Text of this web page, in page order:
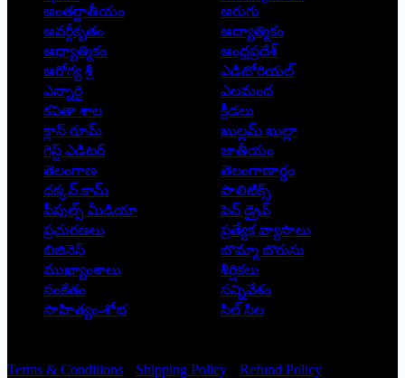
అంతర్జాతీయం
అరుగు
అవర్గీకృతం
ఆద్యాత్మికం
ఆధ్యాత్మికం
ఆంధ్రప్రదేశ్
ఆరోగ్య శ్రీ
ఎడిటోరియల్
ఎన్నారై
ఎలమంద
కవితా శాల
క్రీడలు
క్లాస్ రూమ్
ఖుల్లమ్ ఖుల్లా
గెస్ట్ ఎడిటర్
జాతీయం
తెలంగాణ
తెలంగాణార్థం
దక్కన్.కామ్
పాలిటిక్స్
పీపుల్స్ ‌మీడియా
పెన్ డ్రైవ్
ప్రచురణలు
ప్రత్యేక వ్యాసాలు
బిజినెస్
బొమ్మా బొరుసు
ముఖ్యాంశాలు
శీర్షికలు
సంకేతం
సన్నివేశం
సాహిత్యం-శోభ
సిల్ సిల
Terms & Conditions Shipping Policy Refund Policy